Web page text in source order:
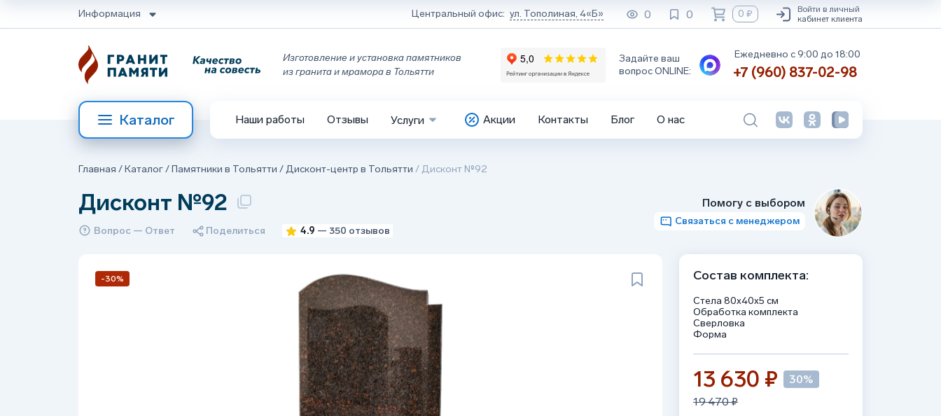
Информация Центральный офис: ул. Тополиная, 4«Б» 0 0 0 ₽
Войти в личный
кабинет клиента
Изготовление и установка памятников
из гранита и мрамора в Тольятти
Задайте ваш
вопрос ONLINE:
Ежедневно с 9:00 до 18:00
+7 (960) 837-02-98
Каталог Наши работы Отзывы Услуги Акции Контакты Блог О нас
Главная /Каталог/Памятники в Тольятти /Дисконт-центр в Тольятти / Дисконт №92
Дисконт №92
Вопрос — Ответ Поделиться 4.9 — 350 отзывов
Помогу с выбором
Связаться с менеджером
-30% Состав комплекта:
Стела 80х40х5 см
Обработка комплекта
Сверловка
Форма
13 630 ₽
30%
19 470 ₽